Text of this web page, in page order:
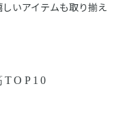
いアイテムも取り揃え
TOP10